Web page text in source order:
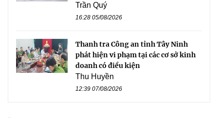
Trần Quý
16:28 05/08/2026
Thanh tra Công an tỉnh Tây Ninh
phát hiện vi phạm tại các cơ sở kinh
doanh có điều kiện
Thu Huyền
12:39 07/08/2026